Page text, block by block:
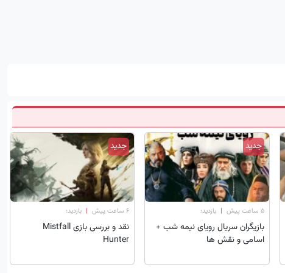
جدید
۵ ساعت پیش | بازدید:
بازیگران سریال رویای نیمه شب +
اسامی و نقش ها
جدید
۶ ساعت پیش | بازدید:
نقد و بررسی بازی Mistfall
Hunter